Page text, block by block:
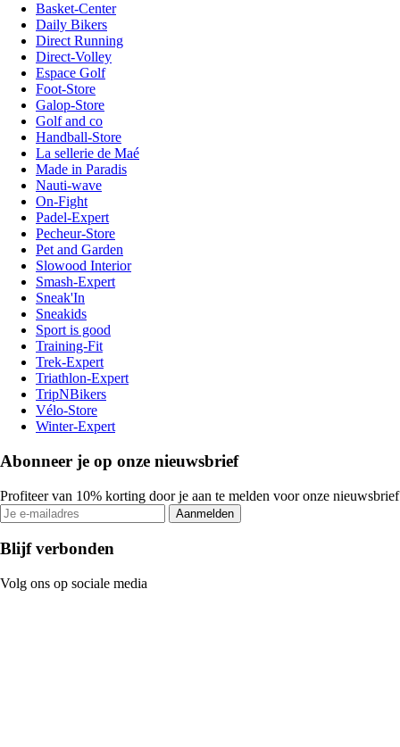
Basket-Center
Daily Bikers
Direct Running
Direct-Volley
Espace Golf
Foot-Store
Galop-Store
Golf and co
Handball-Store
La sellerie de Maé
Made in Paradis
Nauti-wave
On-Fight
Padel-Expert
Pecheur-Store
Pet and Garden
Slowood Interior
Smash-Expert
Sneak'In
Sneakids
Sport is good
Training-Fit
Trek-Expert
Triathlon-Expert
TripNBikers
Vélo-Store
Winter-Expert
Abonneer je op onze nieuwsbrief
Profiteer van 10% korting door je aan te melden voor onze nieuwsbrief
Aanmelden
Blijf verbonden
Volg ons op sociale media